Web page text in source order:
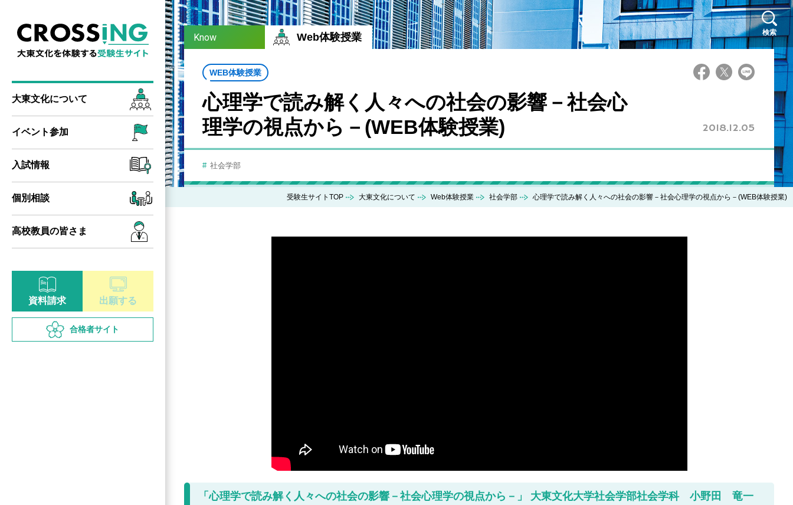
大東文化について
イベント参加
入試情報
個別相談
高校教員の皆さま
資料請求 出願する
合格者サイト
検索
Know Web体験授業
WEB体験授業
心理学で読み解く人々への社会の影響－社会心
理学の視点から－(WEB体験授業)
2018.12.05
社会学部
受験生サイトTOP 大東文化について Web体験授業 社会学部 心理学で読み解く人々への社会の影響－社会心理学の視点から－(WEB体験授業)
「心理学で読み解く人々への社会の影響－社会心理学の視点から－」 大東文化大学社会学部社会学科 小野田 竜一